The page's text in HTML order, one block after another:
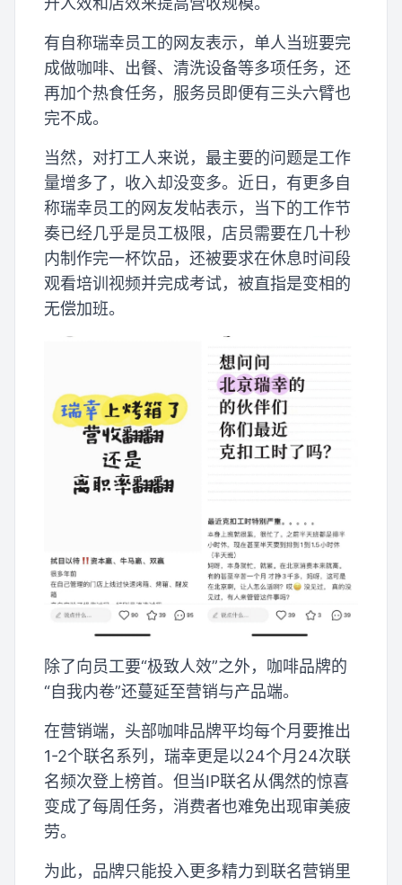
有自称瑞幸员工的网友表示，单人当班要完
成做咖啡、出餐、清洗设备等多项任务，还
再加个热食任务，服务员即便有三头六臂也
完不成。
当然，对打工人来说，最主要的问题是工作
量增多了，收入却没变多。近日，有更多自
称瑞幸员工的网友发帖表示，当下的工作节
奏已经几乎是员工极限，店员需要在几十秒
内制作完一杯饮品，还被要求在休息时间段
观看培训视频并完成考试，被直指是变相的
无偿加班。
除了向员工要“极致人效”之外，咖啡品牌的
“自我内卷”还蔓延至营销与产品端。
在营销端，头部咖啡品牌平均每个月要推出
1-2个联名系列，瑞幸更是以24个月24次联
名频次登上榜首。但当IP联名从偶然的惊喜
变成了每周任务，消费者也难免出现审美疲
劳。
为此，品牌只能投入更多精力到联名营销里